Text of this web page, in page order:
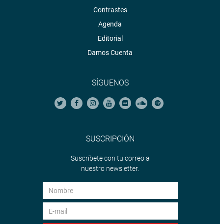
Contrastes
Agenda
Editorial
Damos Cuenta
SÍGUENOS
SUSCRIPCIÓN
Suscríbete con tu correo a
nuestro newsletter.